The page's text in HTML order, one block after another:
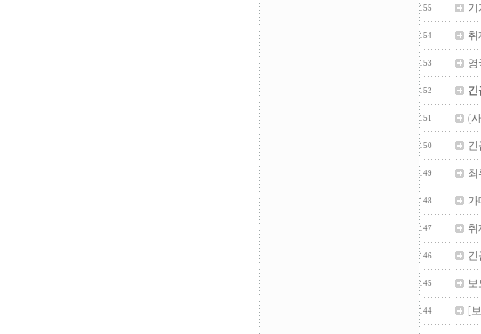
155 기
154 취
153 영
152 긴
151 (
150 긴
149 최
148 가
147 취
146
145
144 [